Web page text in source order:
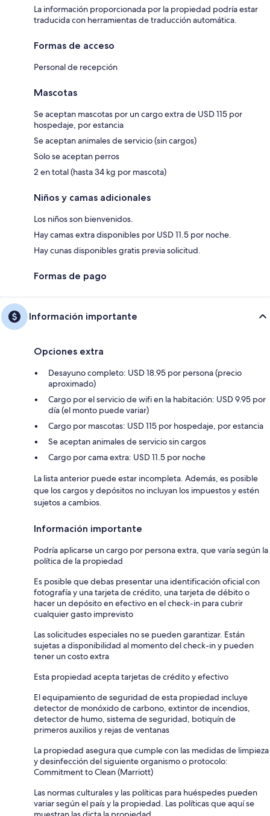
La información proporcionada por la propiedad podría estar
traducida con herramientas de traducción automática.
Formas de acceso
Personal de recepción
Mascotas
Se aceptan mascotas por un cargo extra de USD 115 por
hospedaje, por estancia
Se aceptan animales de servicio (sin cargos)
Solo se aceptan perros
2 en total (hasta 34 kg por mascota)
Niños y camas adicionales
Los niños son bienvenidos.
Hay camas extra disponibles por USD 11.5 por noche.
Hay cunas disponibles gratis previa solicitud.
Formas de pago
Información importante
Opciones extra
Desayuno completo: USD 18.95 por persona (precio
aproximado)
Cargo por el servicio de wifi en la habitación: USD 9.95 por
día (el monto puede variar)
Cargo por mascotas: USD 115 por hospedaje, por estancia
Se aceptan animales de servicio sin cargos
Cargo por cama extra: USD 11.5 por noche
La lista anterior puede estar incompleta. Además, es posible
que los cargos y depósitos no incluyan los impuestos y estén
sujetos a cambios.
Información importante
Podría aplicarse un cargo por persona extra, que varía según la
política de la propiedad
Es posible que debas presentar una identificación oficial con
fotografía y una tarjeta de crédito, una tarjeta de débito o
hacer un depósito en efectivo en el check-in para cubrir
cualquier gasto imprevisto
Las solicitudes especiales no se pueden garantizar. Están
sujetas a disponibilidad al momento del check-in y pueden
tener un costo extra
Esta propiedad acepta tarjetas de crédito y efectivo
El equipamiento de seguridad de esta propiedad incluye
detector de monóxido de carbono, extintor de incendios,
detector de humo, sistema de seguridad, botiquín de
primeros auxilios y rejas de ventanas
La propiedad asegura que cumple con las medidas de limpieza
y desinfección del siguiente organismo o protocolo:
Commitment to Clean (Marriott)
Las normas culturales y las políticas para huéspedes pueden
variar según el país y la propiedad. Las políticas que aquí se